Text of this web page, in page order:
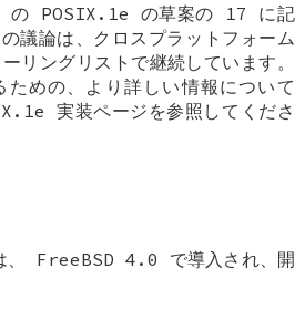
の POSIX.1e の草案の 17 に記
議論は、クロスプラットフォーム
ングリストで継続しています。
ための、より詳しい情報について
実装ページを参照してくださ
、 FreeBSD 4.0
で導入され、開